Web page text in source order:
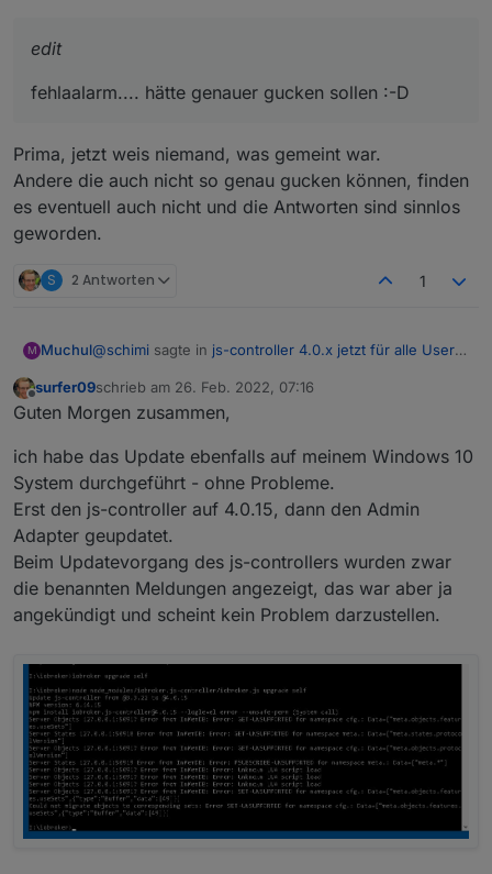
nicht?
edit
fehlaalarm.... hätte genauer gucken sollen :-D
Prima, jetzt weis niemand, was gemeint war.
Andere die auch nicht so genau gucken können, finden
es eventuell auch nicht und die Antworten sind sinnlos
geworden.
S 2 Antworten 1
M Muchul@schimi sagte in js-controller 4.0.x jetzt für alle User
edit
fehlaalarm.... hätte genauer gucken sollen :-D
Prima, jetzt weis niemand, was gemeint war.
Andere die auch nicht so genau gucken können,
finden es eventuell auch nicht und die Antworten sind
sinnlos geworden.
Offline
surfer09schrieb am 26. Feb. 2022, 07:16
zuletzt editiert von
Guten Morgen zusammen,
ich habe das Update ebenfalls auf meinem Windows 10
System durchgeführt - ohne Probleme.
Erst den js-controller auf 4.0.15, dann den Admin
Adapter geupdatet.
Beim Updatevorgang des js-controllers wurden zwar
die benannten Meldungen angezeigt, das war aber ja
angekündigt und scheint kein Problem darzustellen.